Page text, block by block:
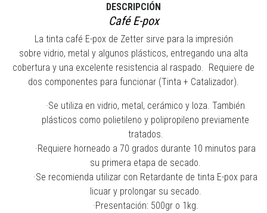
DESCRIPCIÓN
Café E-pox
La tinta café E-pox de Zetter sirve para la impresión
sobre vidrio, metal y algunos plásticos, entregando una alta
cobertura y una excelente resistencia al raspado. Requiere de
dos componentes para funcionar (Tinta + Catalizador).
·Se utiliza en vidrio, metal, cerámico y loza. También
plásticos como polietileno y polipropileno previamente
tratados.
·Requiere horneado a 70 grados durante 10 minutos para
su primera etapa de secado.
·Se recomienda utilizar con Retardante de tinta E-pox para
licuar y prolongar su secado.
·Presentación: 500gr o 1kg.